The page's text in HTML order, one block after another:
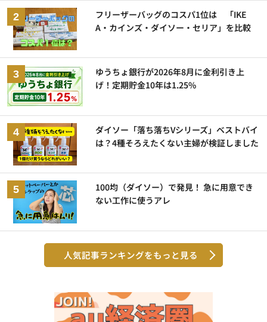
フリーザーバッグのコスパ1位は 「IKE
A・カインズ・ダイソー・セリア」を比較
ゆうちょ銀行が2026年8月に金利引き上
げ！定期貯金10年は1.25%
ダイソー「落ち落ちVシリーズ」ベストバイ
は？4種そろえたくない主婦が検証しました
100均（ダイソー）で発見！ 急に用意でき
ない工作に使うアレ
人気記事ランキングをもっと見る